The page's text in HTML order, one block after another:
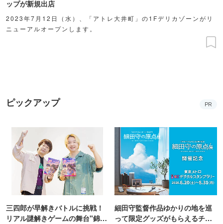
ップが新規出店
2023年7月12日（水）、「アトレ大井町」の1Fデリカゾーンがリ
ニューアルオープンします。
ピックアップ PR
三四郎が早解きバトルに挑戦！
リアル謎解きゲームの舞台"錦糸
細田守監督作品ゆかりの地を巡
って限定グッズがもらえるチャ